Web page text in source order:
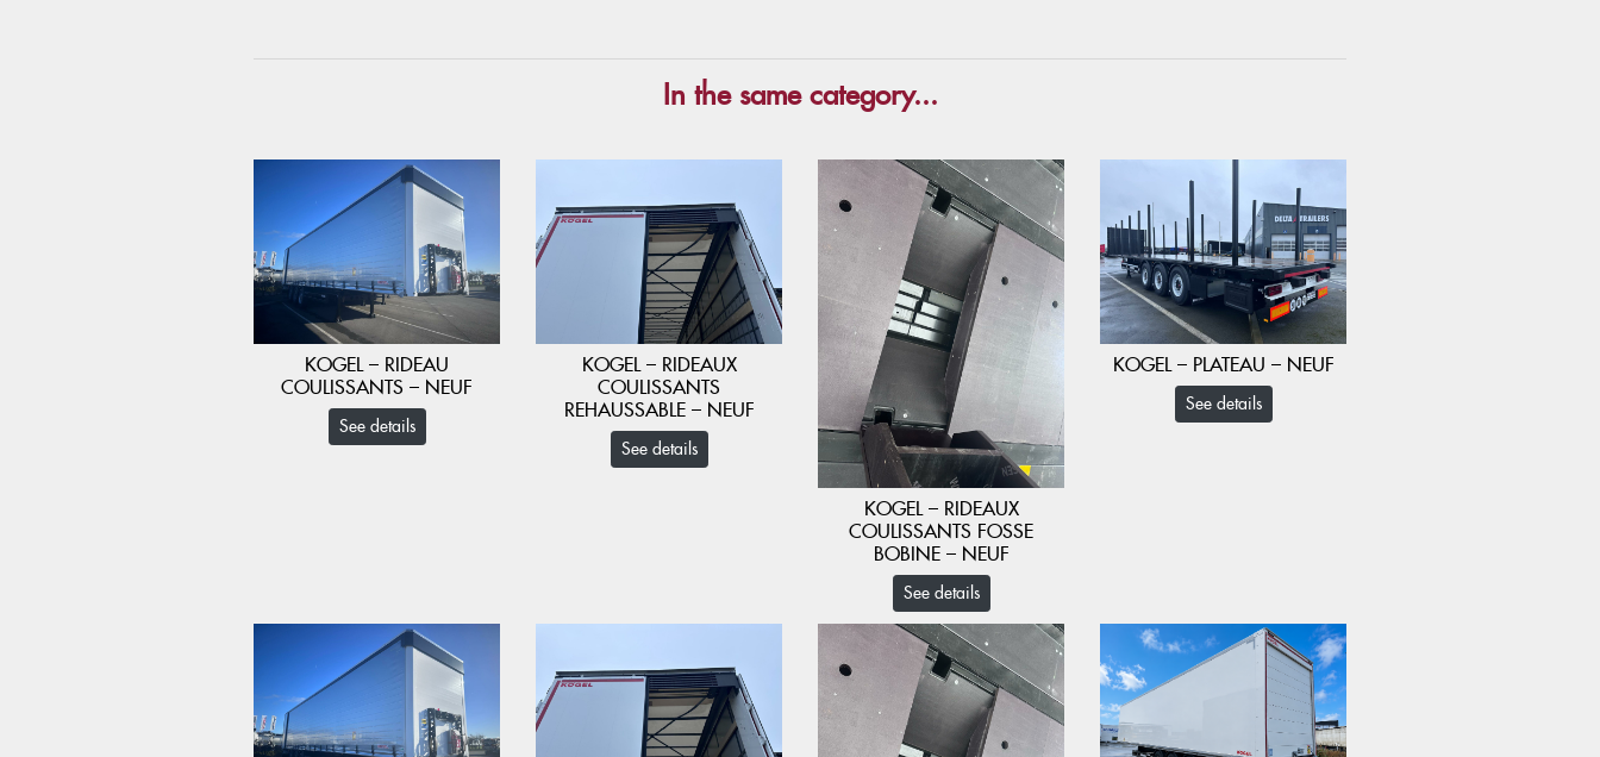
In the same category...
KOGEL – RIDEAU
COULISSANTS – NEUF
See details
KOGEL – RIDEAUX
COULISSANTS
REHAUSSABLE – NEUF
See details
KOGEL – RIDEAUX
COULISSANTS FOSSE
BOBINE – NEUF
See details
KOGEL – PLATEAU – NEUF
See details